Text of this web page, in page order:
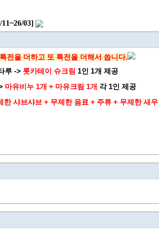
03]
전을 더하고 또 특전을 더해서 쏩니다.
루 -> 롯카테이 슈크림 1인 1개 제공
마유비누 1개 + 마유크림 1개 각 1인 제공
한 샤브샤브 + 무제한 음료 + 주류 + 무제한 새우